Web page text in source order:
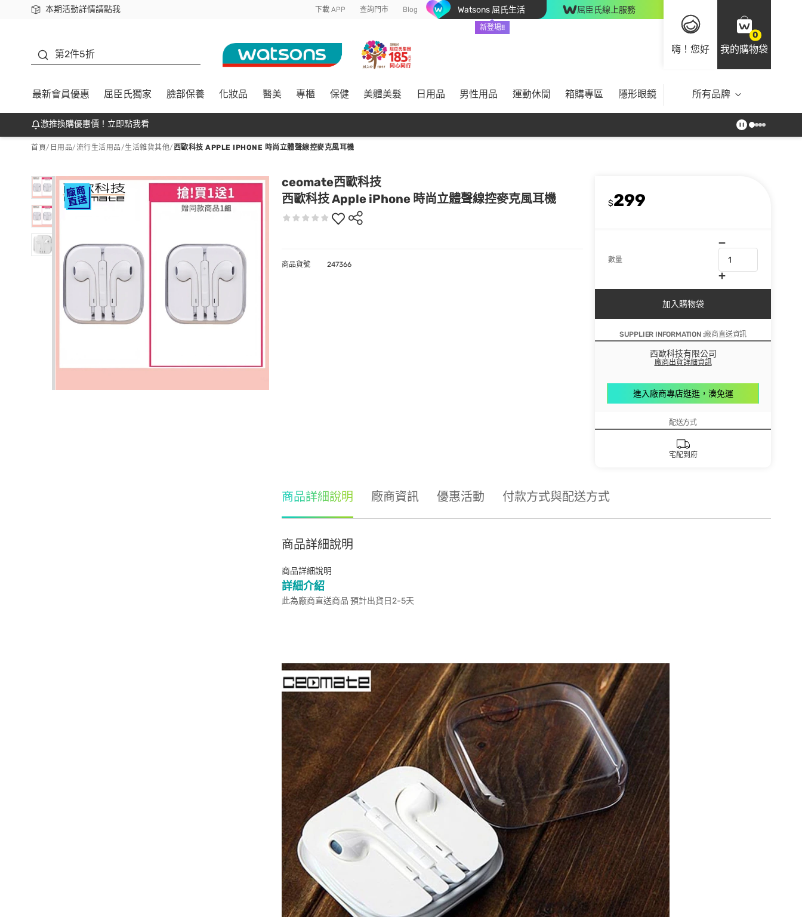
本期活動詳情請點我
下載app最高回饋$350 下載 APP 查詢門市 Blog Watsons 屈氏生活
新登場!!
屈臣氏線上服務
嗨！您好
0
我的購物袋
第2件5折
最新會員優惠 屈臣氏獨家 臉部保養 化妝品 醫美 專櫃 保健 美體美髮 日用品 男性用品 運動休閒 箱購專區 隱形眼鏡 所有品牌
激推換購優惠價！立即點我看
首頁/ 日用品/流行生活用品/生活雜貨其他/ 西歐科技 APPLE IPHONE 時尚立體聲線控麥克風耳機
ceomate西歐科技
西歐科技 Apple iPhone 時尚立體聲線控麥克風耳機
$299
數量
加入購物袋
SUPPLIER INFORMATION :廠商直送資訊
西歐科技有限公司
廠商出貨詳細資訊
進入廠商專店逛逛，湊免運
配送方式
宅配到府
商品貨號 247366
商品詳細說明 廠商資訊 優惠活動 付款方式與配送方式
商品詳細說明
商品詳細說明
詳細介紹
此為廠商直送商品 預計出貨日2-5天